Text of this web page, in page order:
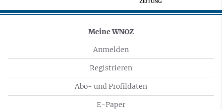
Meine WNOZ
Anmelden
Registrieren
Abo- und Profildaten
E-Paper